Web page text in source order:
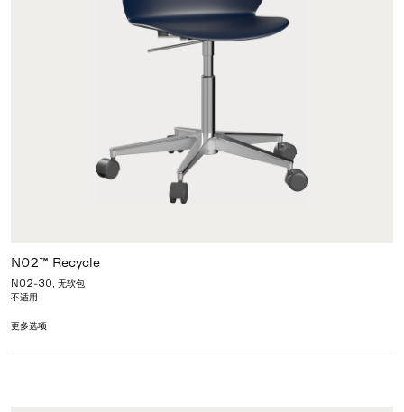
N02™ Recycle
N02-30, 无软包
不适用
更多选项